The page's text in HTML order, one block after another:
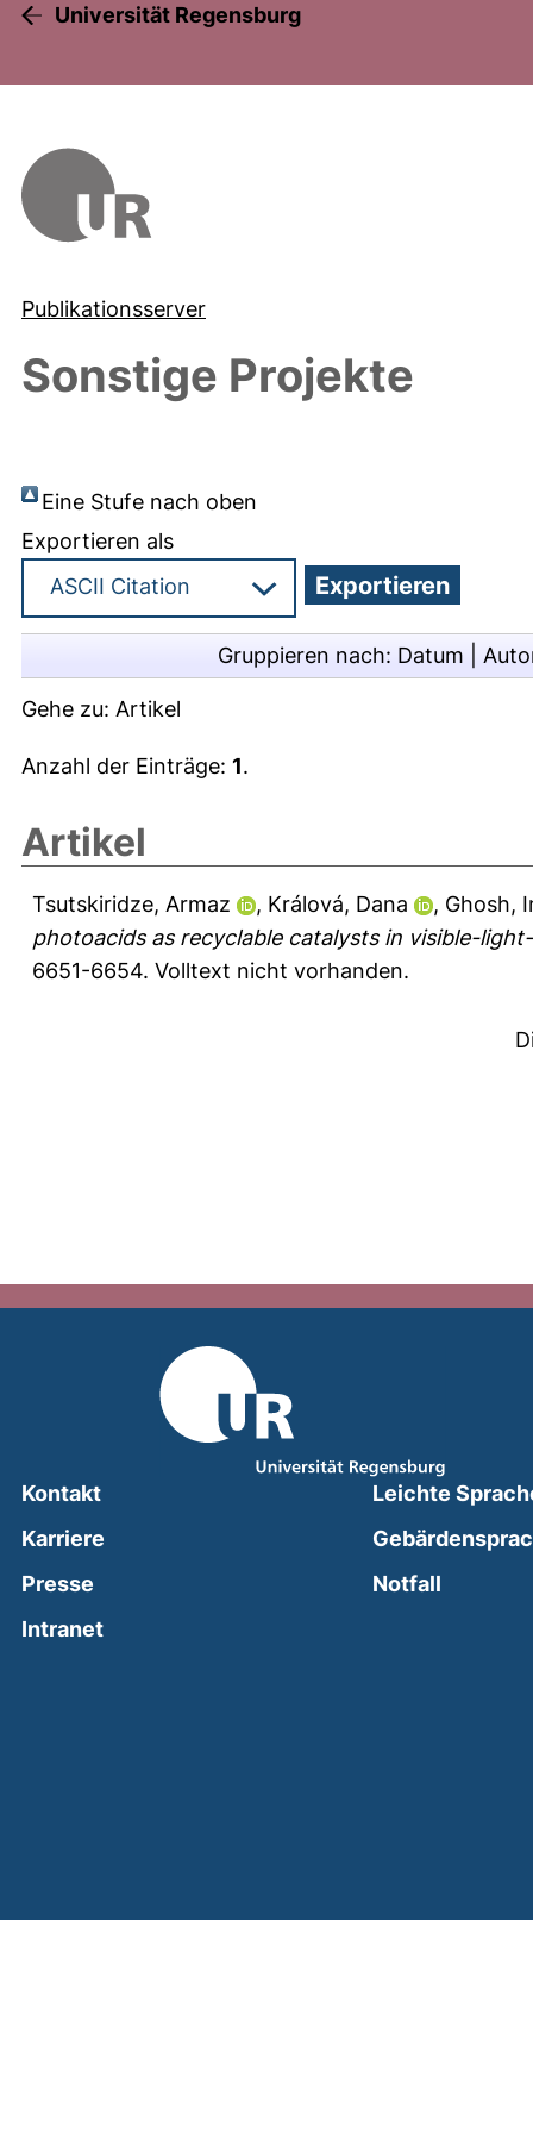
Universität Regensburg
Publikationsserver
Sonstige Projekte
Eine Stufe nach oben
Exportieren als
Gruppieren nach: Datum
Gehe zu: Artikel
Anzahl der Einträge: 1.
Artikel
Tsutskiridze, Armaz , Králová, Dana , Ghosh,
photoacids as recyclable catalysts in visible-
6651-6654. Volltext nicht vorhanden.
Kontakt
Karriere
Presse
Intranet(external link, opens in a new window)
Leichte
Notfall